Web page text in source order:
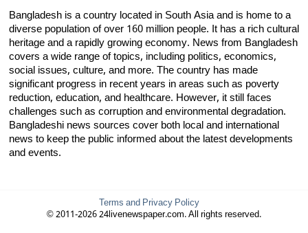
Bangladesh is a country located in South Asia and is home to a
diverse population of over 160 million people. It has a rich cultural
heritage and a rapidly growing economy. News from Bangladesh
covers a wide range of topics, including politics, economics,
social issues, culture, and more. The country has made
significant progress in recent years in areas such as poverty
reduction, education, and healthcare. However, it still faces
challenges such as corruption and environmental degradation.
Bangladeshi news sources cover both local and international
news to keep the public informed about the latest developments
and events.
Terms and Privacy Policy
© 2011-2026 24livenewspaper.com. All rights reserved.